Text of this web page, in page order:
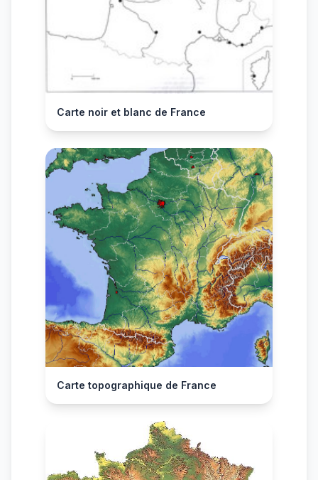
Carte noir et blanc de France
Carte topographique de France